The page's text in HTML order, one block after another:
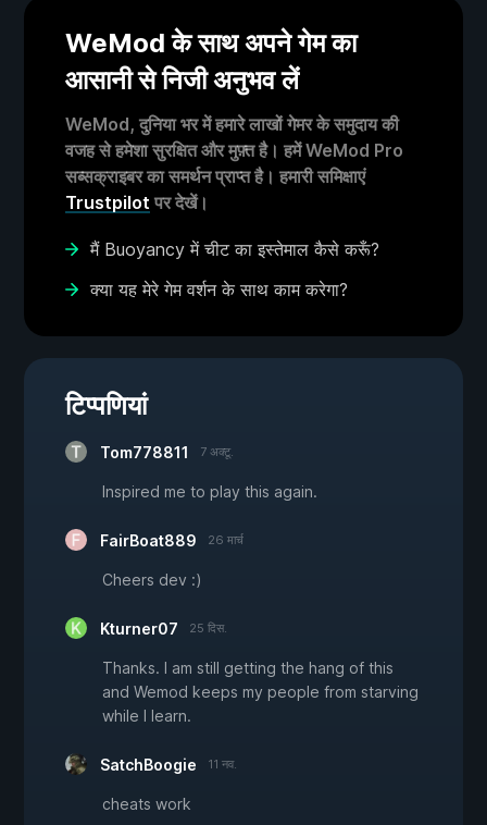
WeMod के साथ अपने गेम का
आसानी से निजी अनुभव लें
WeMod, दुनिया भर में हमारे लाखों गेमर के समुदाय की
वजह से हमेशा सुरक्षित और मुफ़्त है। हमें WeMod Pro
सब्सक्राइबर का समर्थन प्राप्त है। हमारी समिक्षाएं
Trustpilot पर देखें।
मैं Buoyancy में चीट का इस्तेमाल कैसे करूँ?
क्या यह मेरे गेम वर्शन के साथ काम करेगा?
टिप्पणियां
Tom778811 7 अक्टू.
Inspired me to play this again.
FairBoat889 26 मार्च
Cheers dev :)
Kturner07 25 दिस.
Thanks. I am still getting the hang of this
and Wemod keeps my people from starving
while I learn.
SatchBoogie 11 नव.
cheats work